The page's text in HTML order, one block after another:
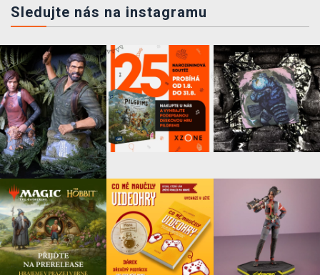
Sledujte nás na instagramu